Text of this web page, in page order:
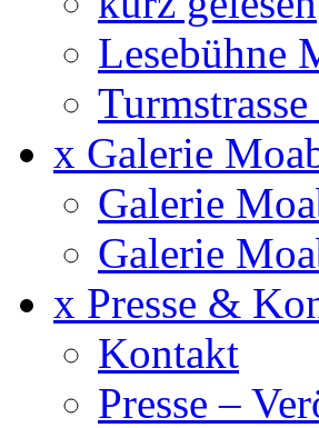
Lesebühne
x Galerie
Galerie
Galerie
x Presse &
Kontakt
Presse –